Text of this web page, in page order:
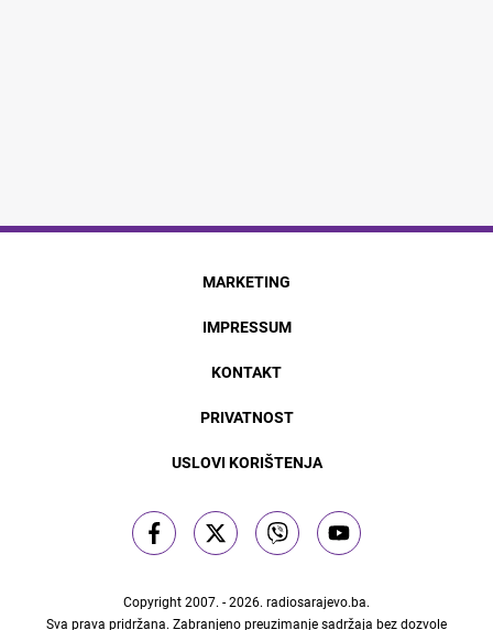
MARKETING
IMPRESSUM
KONTAKT
PRIVATNOST
USLOVI KORIŠTENJA
Copyright 2007. - 2026. radiosarajevo.ba.
Sva prava pridržana. Zabranjeno preuzimanje sadržaja bez dozvole